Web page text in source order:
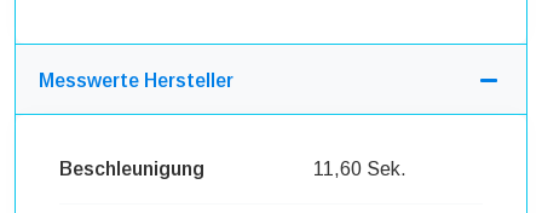
Messwerte Hersteller
Beschleunigung 11,60 Sek.